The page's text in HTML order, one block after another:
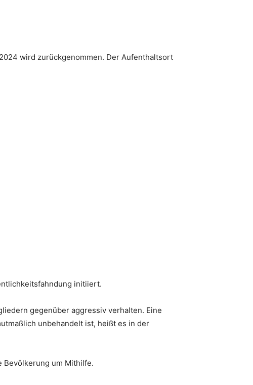
wird zurückgenommen. Der Aufenthaltsort
initiiert.
gegenüber aggressiv verhalten. Eine
unbehandelt ist, heißt es in der
um Mithilfe.